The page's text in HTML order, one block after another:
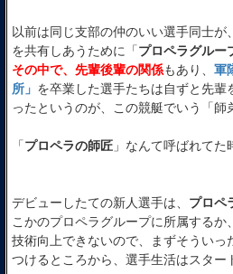
以前は同じ支部の仲のいい選手同士
を共有しあうために「プロペラグルー
その中で、先輩後輩の関係もあり、 軍
所」 を卒業した選手たちは自ずと先
ったというのが、この競艇でいう「師
「プロペラの師匠 」なんて呼ばれてた
デビューしたての新人選手は、 プロペ
こかのプロペラグループに所属するか
技術向上できないので、まずそういっ
つけるところから、選手生活はスター